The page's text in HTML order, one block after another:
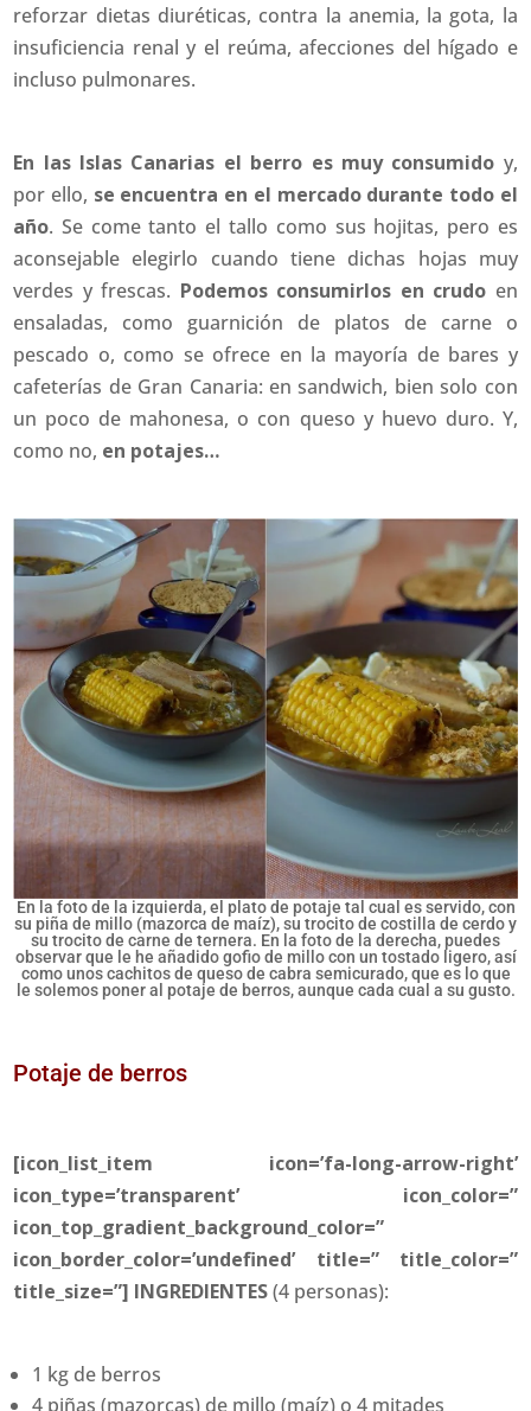
reforzar dietas diuréticas, contra la anemia, la gota, la
insuficiencia renal y el reúma, afecciones del hígado e
incluso pulmonares.
En las Islas Canarias el berro es muy consumido y,
por ello, se encuentra en el mercado durante todo el
año. Se come tanto el tallo como sus hojitas, pero es
aconsejable elegirlo cuando tiene dichas hojas muy
verdes y frescas. Podemos consumirlos en crudo en
ensaladas, como guarnición de platos de carne o
pescado o, como se ofrece en la mayoría de bares y
cafeterías de Gran Canaria: en sandwich, bien solo con
un poco de mahonesa, o con queso y huevo duro. Y,
como no, en potajes…
En la foto de la izquierda, el plato de potaje tal cual es servido, con
su piña de millo (mazorca de maíz), su trocito de costilla de cerdo y
su trocito de carne de ternera. En la foto de la derecha, puedes
observar que le he añadido gofio de millo con un tostado ligero, así
como unos cachitos de queso de cabra semicurado, que es lo que
le solemos poner al potaje de berros, aunque cada cual a su gusto.
Potaje de berros
[icon_list_item icon=’fa-long-arrow-right’
icon_type=’transparent’ icon_color=”
icon_top_gradient_background_color=”
icon_border_color=’undefined’ title=” title_color=”
title_size=”] INGREDIENTES(4 personas):
1 kg de berros
4 piñas (mazorcas) de millo (maíz) o 4 mitades